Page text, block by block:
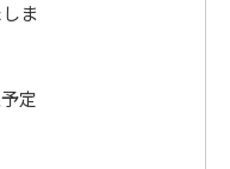
ま
定